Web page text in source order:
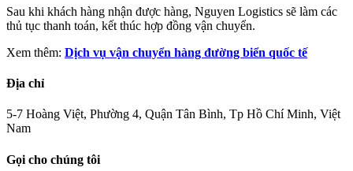
Sau khi khách hàng nhận được hàng, Nguyen Logistics sẽ làm các
thủ tục thanh toán, kết thúc hợp đồng vận chuyển.
Xem thêm: Dịch vụ vận chuyển hàng đường biển quốc tế
Địa chỉ
5-7 Hoàng Việt, Phường 4, Quận Tân Bình, Tp Hồ Chí Minh, Việt
Nam
Gọi cho chúng tôi